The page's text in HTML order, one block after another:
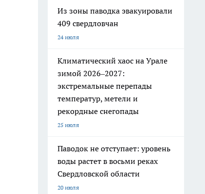
Из зоны паводка эвакуировали
409 свердловчан
24 июля
Климатический хаос на Урале
зимой 2026–2027:
экстремальные перепады
температур, метели и
рекордные снегопады
25 июля
Паводок не отступает: уровень
воды растет в восьми реках
Свердловской области
20 июля